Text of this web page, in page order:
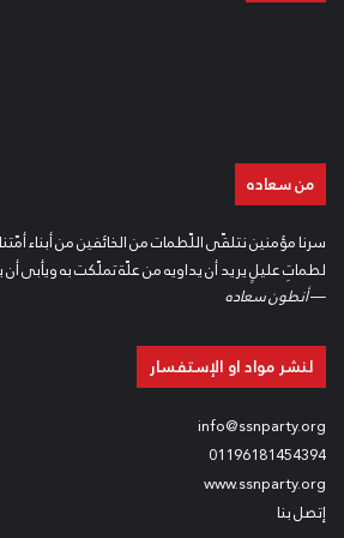
من سعاده
سرنا مؤمنين نتلقّى اللّطمات من الخائفين من أبناء
لطماتِ عليلٍ يريد أن يداويه من علّة تملّكت به ويأبى أن
—أنطون سعاده
لنشر مواد او الإستفسار
info@ssnparty.org
01196181454394
www.ssnparty.org
إتصل بنا